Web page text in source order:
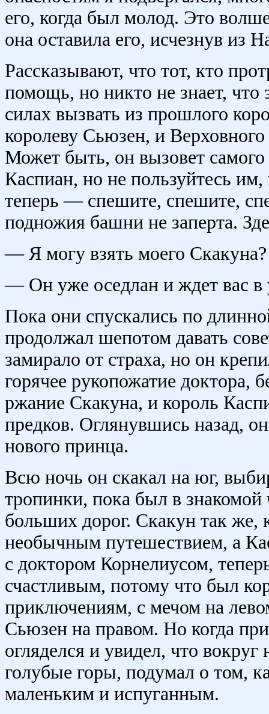
его, когда был молод. Это
она оставила его, исчезнув из
Рассказывают, что тот, кто
помощь, но никто не знает, что
силах вызвать из прошлого
королеву Сьюзен, и
Может быть, он вызовет
Каспиан, но не пользуйтесь
теперь — спешите, спешите,
подножия башни не заперта.
— Я могу взять моего
— Он уже оседлан и ждет вас в
Пока они спускались по
продолжал шепотом давать
замирало от страха, но он
горячее рукопожатие доктора,
ржание Скакуна, и король
предков. Оглянувшись назад,
нового принца.
Всю ночь он скакал на юг,
тропинки, пока был в знакомой
больших дорог. Скакун так же,
необычным путешествием, а
с доктором Корнелиусом,
счастливым, потому что был
приключениям, с мечом на
Сьюзен на правом. Но когда
огляделся и увидел, что
голубые горы, подумал о том,
маленьким и испуганным.